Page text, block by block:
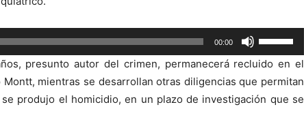
00:00
las
teclas
de
flecha
presunto autor del crimen, permanecerá recluido en el
mientras se desarrollan otras diligencias que permitan
produjo el homicidio, en un plazo de investigación que se